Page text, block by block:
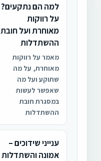
למה הם נתקעים?
על רווקות
מאוחרת ועל חובת
ההשתדלות
מאמר על רווקות
מאוחרת, על מה
שתוקע ועל מה
שאפשר לעשות
במסגרת חובת
ההשתדלות
ענייני שידוכים –
אמונה והשתדלות